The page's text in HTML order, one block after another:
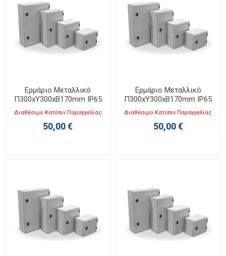
Ερμάριο Μεταλλικό
Π300xΥ300xΒ170mm IP65
KB 3030-1
Διαθέσιμο Κατόπιν Παραγγελίας
50,00 €
Ερμάριο Μεταλλικό
Π300xΥ300xΒ170mm IP65
KB 3030-2
Διαθέσιμο Κατόπιν Παραγγελίας
50,00 €